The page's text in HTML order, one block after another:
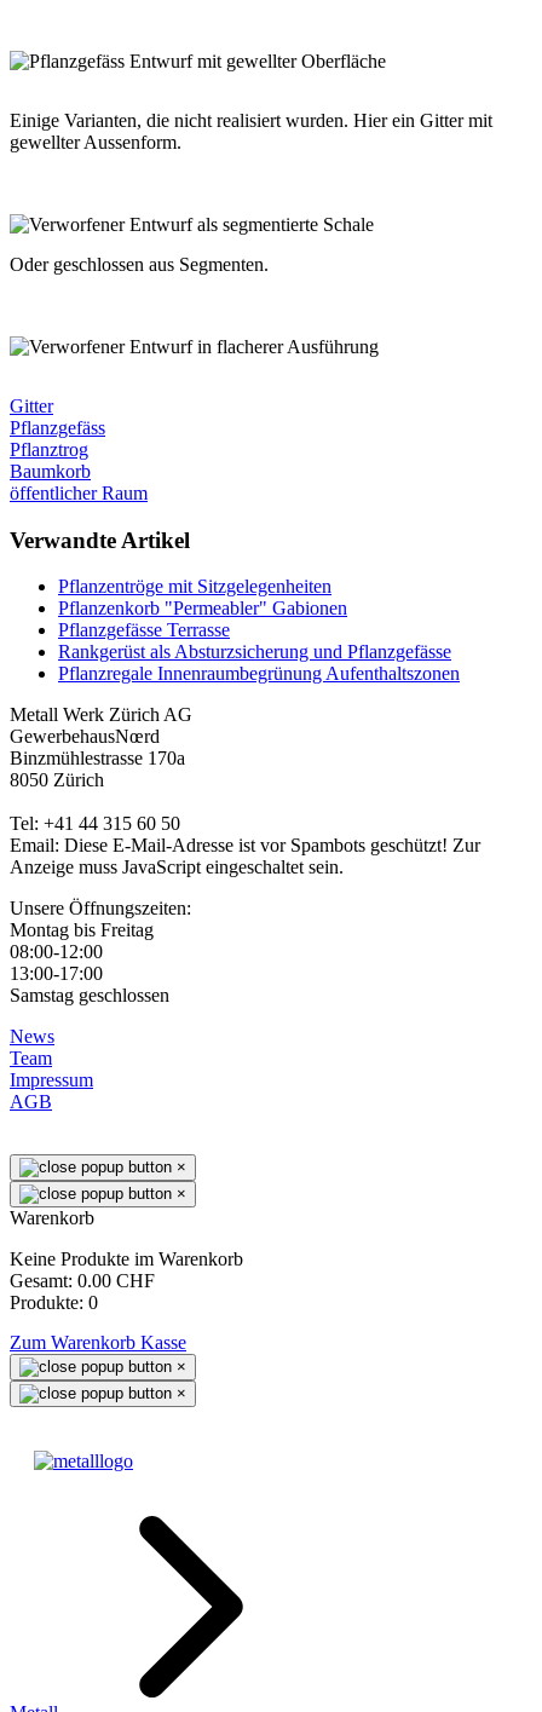
Einige Varianten, die nicht realisiert wurden. Hier ein Gitter mit
gewellter Aussenform.
Oder geschlossen aus Segmenten.
Gitter
Pflanzgefäss
Pflanztrog
Baumkorb
öffentlicher Raum
Verwandte Artikel
Pflanzentröge mit Sitzgelegenheiten
Pflanzenkorb "Permeabler" Gabionen
Pflanzgefässe Terrasse
Rankgerüst als Absturzsicherung und Pflanzgefässe
Pflanzregale Innenraumbegrünung Aufenthaltszonen
Metall Werk Zürich AG
GewerbehausNœrd
Binzmühlestrasse 170a
8050 Zürich
Tel: +41 44 315 60 50
Email: Diese E-Mail-Adresse ist vor Spambots geschützt! Zur
Anzeige muss JavaScript eingeschaltet sein.
Unsere Öffnungszeiten:
Montag bis Freitag
08:00-12:00
13:00-17:00
Samstag geschlossen
News
Team
Impressum
AGB
×
×
Warenkorb
Keine Produkte im Warenkorb
Gesamt: 0.00 CHF
Produkte: 0
Zum Warenkorb Kasse
×
×